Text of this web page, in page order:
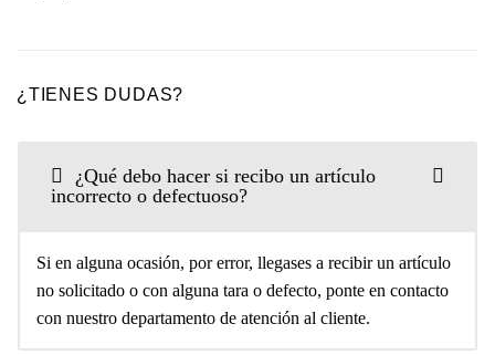
¿TIENES DUDAS?
¿Qué debo hacer si recibo un artículo
incorrecto o defectuoso?
Si en alguna ocasión, por error, llegases a recibir un artículo
no solicitado o con alguna tara o defecto, ponte en contacto
con nuestro departamento de atención al cliente.